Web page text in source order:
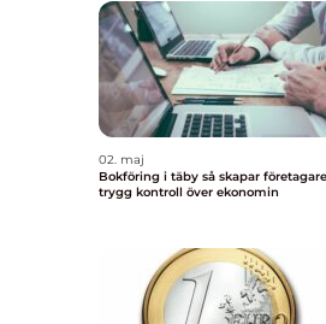
02. maj
Bokföring i täby så skapar företagare
trygg kontroll över ekonomin